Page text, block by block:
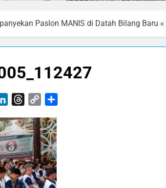
Paslon MANIS di Datah Bilang Baru »
LinkedInThreads
Copy